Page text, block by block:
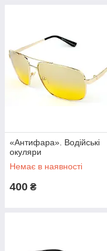
«Антифара». Водійські
окуляри
Немає в наявності
400 ₴